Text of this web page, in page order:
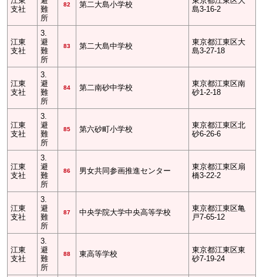
支社
難
所
82 第二大島小学校
島3-16-2
江東
支社
3.
避
難
所
83 第二大島中学校
東京都江東区大
島3-27-18
江東
支社
3.
避
難
所
84 第二南砂中学校
東京都江東区南
砂1-2-18
江東
支社
3.
避
難
所
85 第六砂町小学校
東京都江東区北
砂6-26-6
江東
支社
3.
避
難
所
86 男女共同参画推進センター
東京都江東区扇
橋3-22-2
江東
支社
3.
避
難
所
87 中央学院大学中央高等学校
東京都江東区亀
戸7-65-12
江東
支社
3.
避
難
所
88 東高等学校
東京都江東区東
砂7-19-24